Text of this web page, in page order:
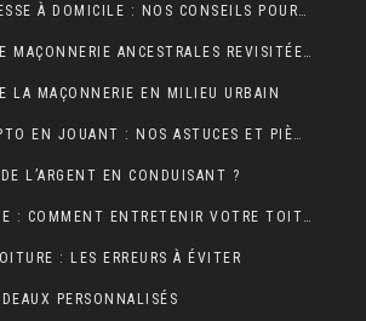
PHOTOS DE GROSSESSE À DOMICILE : NOS CONSEILS POUR UNE SÉANCE INTIMISTE RÉUSSIE !
LES TECHNIQUES DE MAÇONNERIE ANCESTRALES REVISITÉES
LA MAÇONNERIE EN MILIEU URBAIN
GAGNER DE LA CRYPTO EN JOUANT : NOS ASTUCES ET PIÈGES À ÉVITER !
L’ARGENT EN CONDUISANT ?
PEINTURE SUR TUILE : COMMENT ENTRETENIR VOTRE TOITURE APRÈS L’APPLICATION ?
: LES ERREURS À ÉVITER
PERSONNALISÉS